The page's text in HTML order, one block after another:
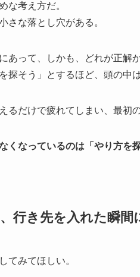
な考え方だ。
さな落とし穴がある。
あって、しかも、どれが正解
探そう」とするほど、頭の中
るだけで疲れてしまい、最初
くなっているのは「やり方を
行き先を入れた瞬間
てみてほしい。